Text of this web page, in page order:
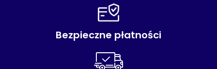
Bezpieczne płatności